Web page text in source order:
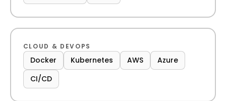
CLOUD & DEVOPS
Docker Kubernetes AWS
Azure
CI/CD